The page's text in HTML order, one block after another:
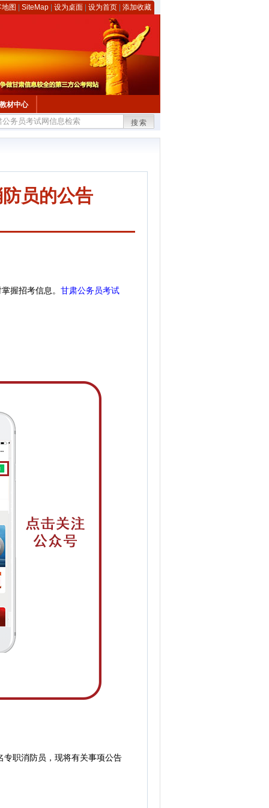
图 SiteMap 设为桌面 设为首页 添加收藏
教材中心
搜索
员的公告
握招考信息。 甘肃公务员考试
职消防员，现将有关事项公告